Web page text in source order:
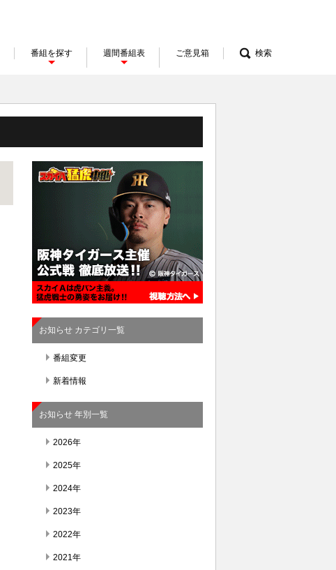
番組を探す 週間番組表 ご意見箱 検索
お知らせ カテゴリ一覧
番組変更
新着情報
お知らせ 年別一覧
2026年
2025年
2024年
2023年
2022年
2021年